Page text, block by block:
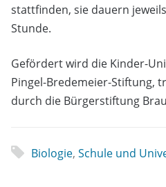
stattfinden, sie dauern
Stunde.
Gefördert wird die Kinder-
Pingel-Bredemeier-Stiftung,
durch die Bürgerstiftung
Biologie, Schule und